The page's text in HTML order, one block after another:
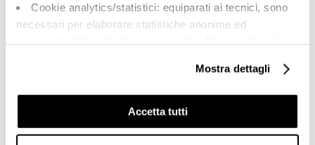
Cookie analytics/statistici: equiparati ai tecnici, sono
necessari per elaborare statistiche anonime ed
Cookie di profilazione/marketing: sono utilizzati, solo
previo tuo consenso, per esaminare le tue abitudini di
navigazione e mostrarti quindi avvisi pubblicitari mirati, in
linea con le tue preferenze.
Mostra dettagli
Accetta tutti